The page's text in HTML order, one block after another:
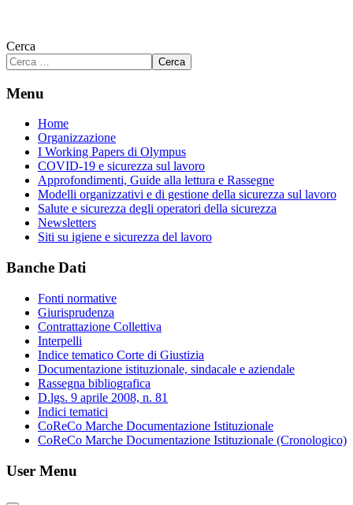
Cerca
Cerca
Menu
Home
Organizzazione
I Working Papers di Olympus
COVID-19 e sicurezza sul lavoro
Approfondimenti, Guide alla lettura e Rassegne
Modelli organizzativi e di gestione della sicurezza sul lavoro
Salute e sicurezza degli operatori della sicurezza
Newsletters
Siti su igiene e sicurezza del lavoro
Banche Dati
Fonti normative
Giurisprudenza
Contrattazione Collettiva
Interpelli
Indice tematico Corte di Giustizia
Documentazione istituzionale, sindacale e aziendale
Rassegna bibliografica
D.lgs. 9 aprile 2008, n. 81
Indici tematici
CoReCo Marche Documentazione Istituzionale
CoReCo Marche Documentazione Istituzionale (Cronologico)
User Menu